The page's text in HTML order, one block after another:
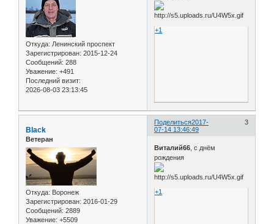
Откуда: Ленинский проспект
Зарегистрирован: 2015-12-24
Сообщений: 288
Уважение: +491
Последний визит:
2026-08-03 23:13:45
+1
Поделиться 3
2017-
07-14 13:46:49
Black
Ветеран
Откуда: Воронеж
Зарегистрирован: 2016-01-29
Сообщений: 2889
Уважение: +5509
Виталий66 , с днём
рождения
+1